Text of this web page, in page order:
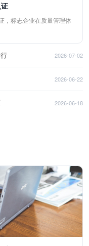
，标志企业在质量管理体
2026-07-02
2026-06-22
2026-06-18